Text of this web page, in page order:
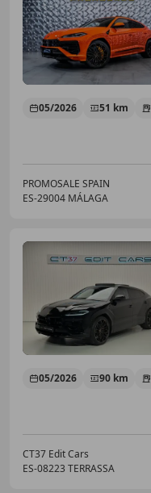
05/2026 51 km
PROMOSALE SPAIN
ES-29004 MÁLAGA
05/2026 90 km
CT37 Edit Cars
ES-08223 TERRASSA